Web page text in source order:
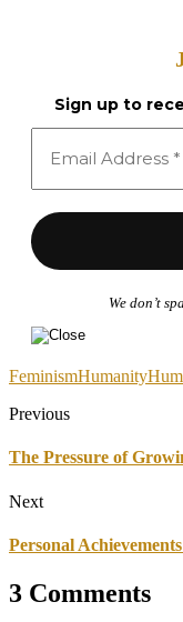
Sign up to
We don’t
FeminismHumanity
Previous
The Pressure of
Next
Personal
3 Comments